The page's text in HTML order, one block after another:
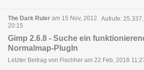
The Dark Ruler am 15 Nov, 2012
20:15
Aufrufe:
Gimp 2.6.8 - Suche ein
Normalmap-PlugIn
Letzter Beitrag von Fischher am 22 Feb, 2018